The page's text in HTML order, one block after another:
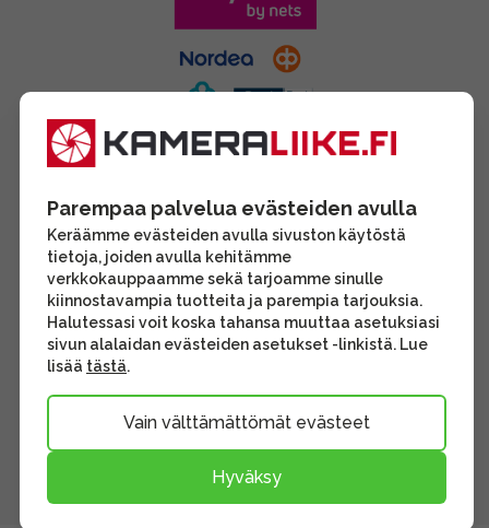
Parempaa palvelua evästeiden avulla
Keräämme evästeiden avulla sivuston käytöstä
tietoja, joiden avulla kehitämme
verkkokauppaamme sekä tarjoamme sinulle
kiinnostavampia tuotteita ja parempia tarjouksia.
Halutessasi voit koska tahansa muuttaa asetuksiasi
sivun alalaidan evästeiden asetukset -linkistä. Lue
lisää tästä.
Vain välttämättömät evästeet
Hyväksy